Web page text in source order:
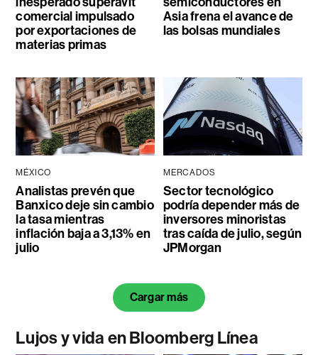
comercial impulsado
por exportaciones de
materias primas
Asia frena el avance de
las bolsas mundiales
MÉXICO
Analistas prevén que
Banxico deje sin cambio
la tasa mientras
inflación baja a 3,13% en
julio
MERCADOS
Sector tecnológico
podría depender más de
inversores minoristas
tras caída de julio, según
JPMorgan
Cargar más
Lujos y vida en Bloomberg Línea